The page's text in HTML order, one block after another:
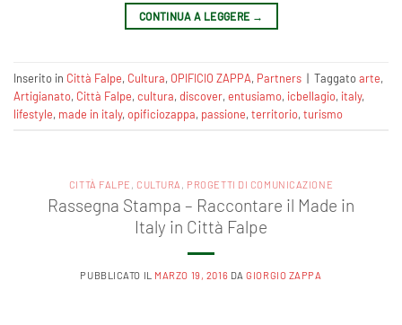
CONTINUA A LEGGERE →
Inserito in Città Falpe, Cultura, OPIFICIO ZAPPA, Partners | Taggatoarte,
Artigianato, Città Falpe,cultura,discover,entusiamo, icbellagio, italy,
lifestyle, made in italy,opificiozappa, passione,territorio,turismo
CITTÀ FALPE , CULTURA , PROGETTI DI COMUNICAZIONE
Rassegna Stampa – Raccontare il Made in
Italy in Città Falpe
PUBBLICATO IL MARZO 19, 2016 DAGIORGIO ZAPPA